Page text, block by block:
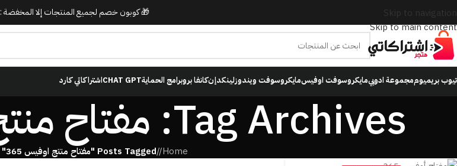
🎁 كوبون خصم لجميع المنتجات إلا المخفضة :
Skip to navigation
Skip to main content
بريميوممجموعة ادوبيمايكروسوفت اوفيسمايكروسوفت ويندوزلينكدإنكانفا بروبرامج الحمايةCHAT GPTاشتراكاتي كارد
Tag Archives: مفتاح منتج اوفيس 365
Home
/ Posts Tagged "مفتاح منتج اوفيس 365"